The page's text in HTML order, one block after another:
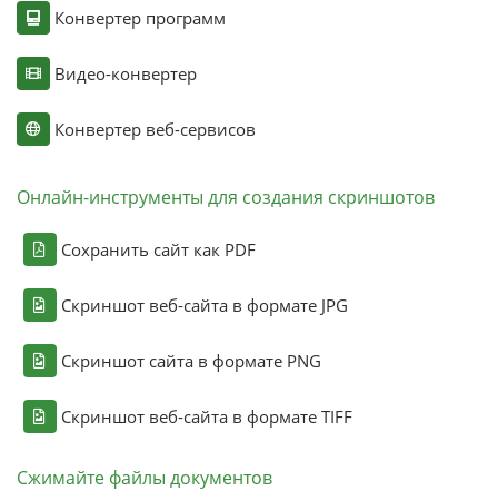
Конвертер программ
Видео-конвертер
Конвертер веб-сервисов
Онлайн-инструменты для создания скриншотов
Сохранить сайт как PDF
Скриншот веб-сайта в формате JPG
Скриншот сайта в формате PNG
Скриншот веб-сайта в формате TIFF
Сжимайте файлы документов